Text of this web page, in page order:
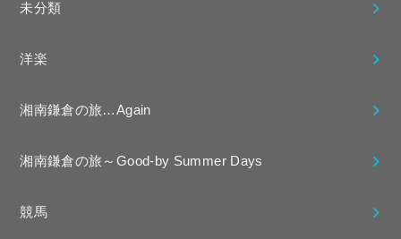
未分類
洋楽
湘南鎌倉の旅…Again
湘南鎌倉の旅～Good-by Summer Days
競馬